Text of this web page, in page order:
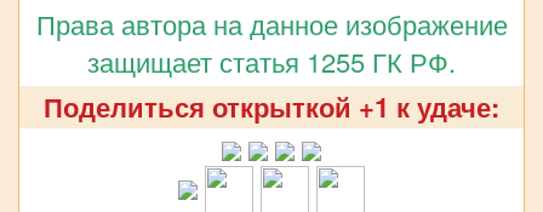
Права автора на данное изображение
защищает статья 1255 ГК РФ.
Поделиться открыткой +1 к удаче: